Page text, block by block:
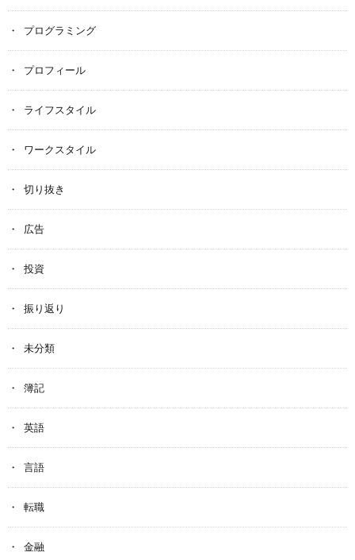
プログラミング
プロフィール
ライフスタイル
ワークスタイル
切り抜き
広告
投資
振り返り
未分類
簿記
英語
言語
転職
金融